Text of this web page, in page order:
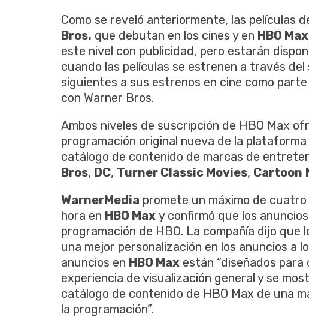
Como se reveló anteriormente, las películas
Bros. que debutan en los cines y en HBO Max
este nivel con publicidad, pero estarán
cuando las películas se estrenen a través del
siguientes a sus estrenos en cine como
con Warner Bros.
Ambos niveles de suscripción de HBO Max
programación original nueva de la
catálogo de contenido de marcas de
Bros, DC, Turner Classic Movies, Cartoon
WarnerMedia promete un máximo de
hora en HBO Max y confirmó que los
programación de HBO. La compañía dijo
una mejor personalización en los anuncios a
anuncios en HBO Max están “diseñados
experiencia de visualización general y se
catálogo de contenido de HBO Max de una
la programación”.